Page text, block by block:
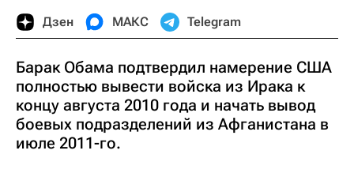
Дзен МАКС Telegram
Барак Обама подтвердил намерение США
полностью вывести войска из Ирака к
концу августа 2010 года и начать вывод
боевых подразделений из Афганистана в
июле 2011-го.